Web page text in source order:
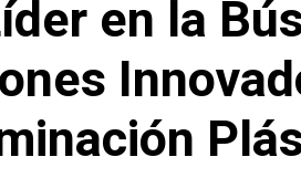
en la